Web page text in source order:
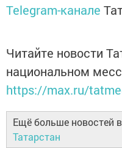
Telegram-канале
Читайте новости
национальном
https://max.ru/
Ещё больше новостей
Татарстан